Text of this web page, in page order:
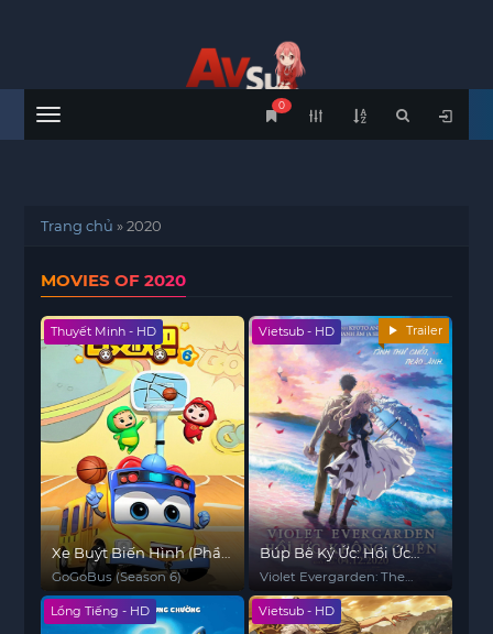
Menu
0
Trang chủ »2020
MOVIES OF 2020
Thuyết Minh - HD
Xe Buýt Biến Hình (Phần
6)
GoGoBus (Season 6)
Vietsub - HD Trailer
Búp Bê Ký Ức: Hồi Ức
Không Quên
Violet Evergarden: The
Movie
Lồng Tiếng - HD
Vietsub - HD